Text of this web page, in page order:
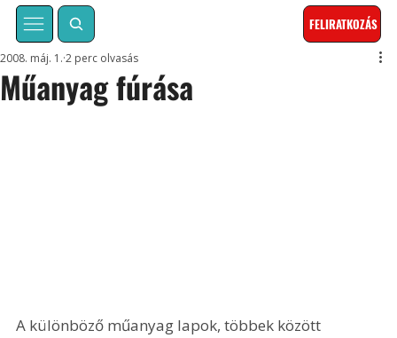
FELIRATKOZÁS
Műanyag fúrása
2008. máj. 1. 2 perc olvasás
A különböző műanyag lapok, többek között